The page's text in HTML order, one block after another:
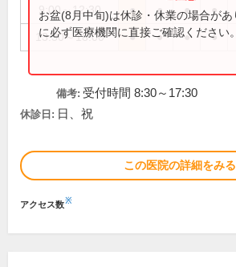
9:00～12:30 ● ● ● ●
13:30～18:00 ● ● ● ●
お盆(8月中旬)は休診・休業の場合が
に必ず医療機関に直接ご確認ください。
備考: 受付時間 8:30～17:30
休診日: 日、祝
この医院の詳細をみる
アクセス数※